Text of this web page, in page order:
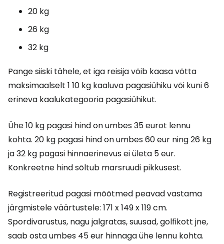
20 kg
26 kg
32 kg
Pange siiski tähele, et iga reisija võib kaasa võtta
maksimaalselt 1 10 kg kaaluva pagasiühiku või kuni 6
erineva kaalukategooria pagasiühikut.
Ühe 10 kg pagasi hind on umbes 35 eurot lennu
kohta. 20 kg pagasi hind on umbes 60 eur ning 26 kg
ja 32 kg pagasi hinnaerinevus ei ületa 5 eur.
Konkreetne hind sõltub marsruudi pikkusest.
Registreeritud pagasi mõõtmed peavad vastama
järgmistele väärtustele: 171 x 149 x 119 cm.
Spordivarustus, nagu jalgratas, suusad, golfikott jne,
saab osta umbes 45 eur hinnaga ühe lennu kohta.